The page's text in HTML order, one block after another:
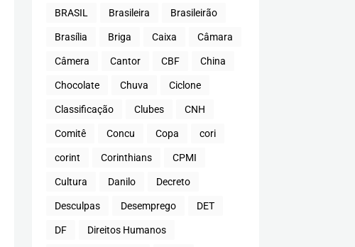
BRASIL Brasileira Brasileirão
Brasília Briga Caixa Câmara
Câmera Cantor CBF China
Chocolate Chuva Ciclone
Classificação Clubes CNH
Comitê Concu Copa cori
corint Corinthians CPMI
Cultura Danilo Decreto
Desculpas Desemprego DET
DF Direitos Humanos